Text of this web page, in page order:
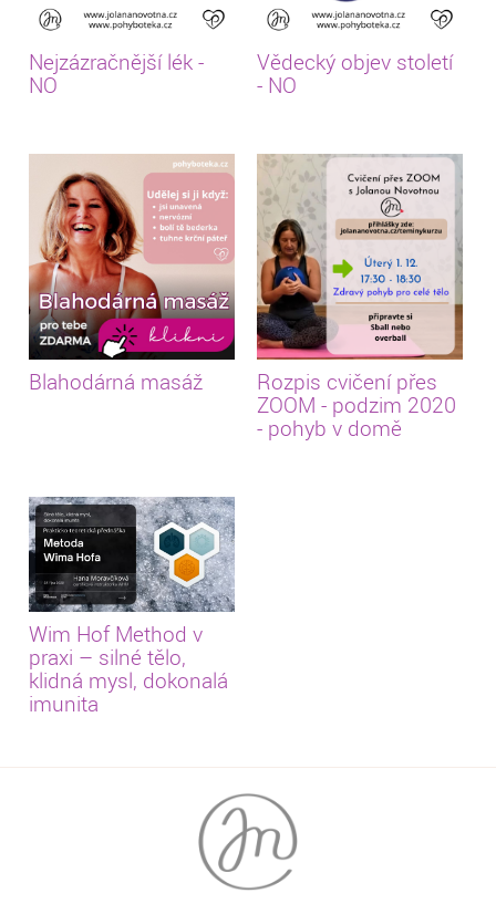
Nejzázračnější lék -
NO
Vědecký objev století
- NO
Blahodárná masáž
Rozpis cvičení přes
ZOOM - podzim 2020
- pohyb v domě
Wim Hof Method v
praxi – silné tělo,
klidná mysl, dokonalá
imunita